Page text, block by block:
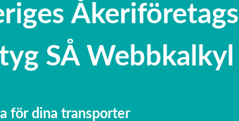
Åkeriföretags
SÅ Webbkalkyl
för dina transporter